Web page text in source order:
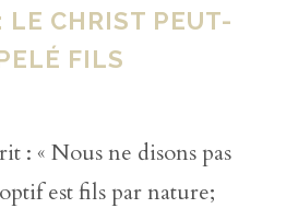
LE CHRIST PEUT-
FILS
: « Nous ne disons pas
est fils par nature;